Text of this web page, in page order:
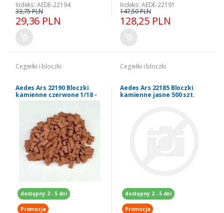
Indeks: AEDE-22194
29,36 PLN
33,75 PLN
Indeks: AEDE-22191
128,25 PLN
147,50 PLN
Cegiełki i bloczki
Aedes Ars 22190 Bloczki
kamienne czerwone 1/18 -
1/160 - 300 szt
dostępny 2 - 5 dni
Promocja
Cegiełki i bloczki
Aedes Ars 22185 Bloczki
kamienne jasne 500 szt.
dostępny 2 - 5 dni
Promocja